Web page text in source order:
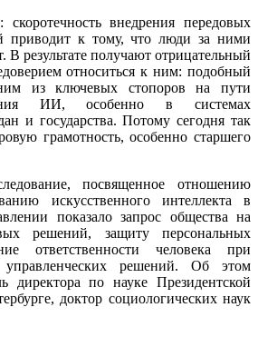
внедрения передовых
приводит к тому, что люди за ними
В результате получают отрицательный
относиться к ним: подобный
из ключевых стопоров на пути
ИИ, особенно в системах
и государства. Потому сегодня так
грамотность, особенно старшего
посвященное отношению
искусственного интеллекта в
показало запрос общества на
решений, защиту персональных
ответственности человека при
решений. Об этом
директора по науке Президентской
доктор социологических наук